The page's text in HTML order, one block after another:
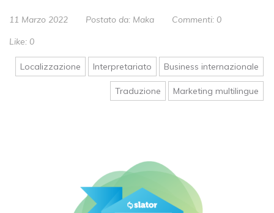
11 Marzo 2022 Postato da: Maka Commenti: 0
Like: 0
Business internazionale
Interpretariato
Localizzazione
Marketing multilingue
Traduzione